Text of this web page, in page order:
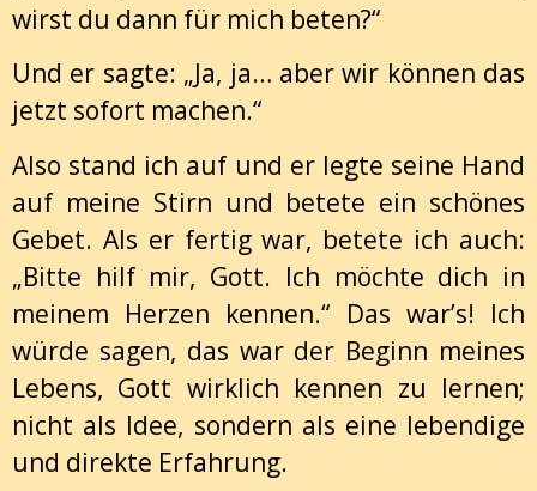
wirst du dann für mich beten?“
Und er sagte: „Ja, ja… aber wir können das
jetzt sofort machen.“
Also stand ich auf und er legte seine Hand
auf meine Stirn und betete ein schönes
Gebet. Als er fertig war, betete ich auch:
„Bitte hilf mir, Gott. Ich möchte dich in
meinem Herzen kennen.“ Das war’s! Ich
würde sagen, das war der Beginn meines
Lebens, Gott wirklich kennen zu lernen;
nicht als Idee, sondern als eine lebendige
und direkte Erfahrung.